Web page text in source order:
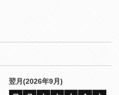
翌月(2026年9月)